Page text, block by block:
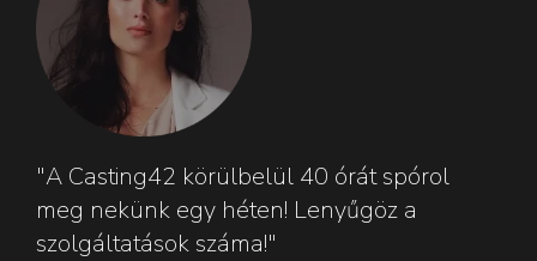
"A Casting42 körülbelül 40 órát spórol
meg nekünk egy héten! Lenyűgöz a
szolgáltatások száma!"